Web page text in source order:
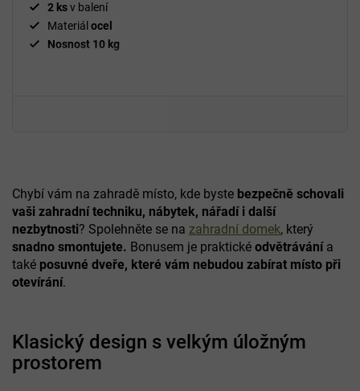
2 ksv balení
Materiál ocel
Nosnost 10 kg
Chybí vám na zahradě místo, kde byste bezpečně schovali
vaši zahradní techniku, nábytek, nářadí i další
nezbytnosti? Spolehněte se na zahradní domek, který
snadno smontujete. Bonusem je praktické odvětrávánía
také posuvné dveře, které vám nebudou zabírat místo při
otevírání.
Klasický design s velkým úložným
prostorem